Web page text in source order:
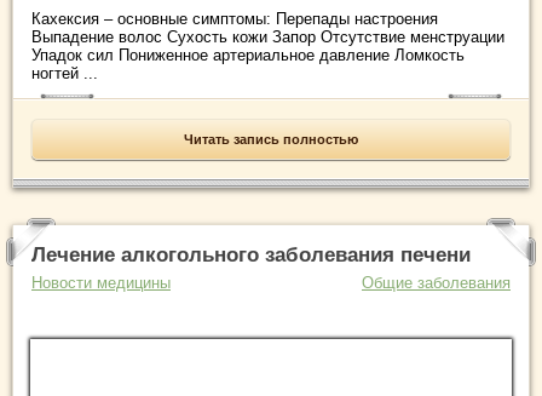
Кахексия – основные симптомы: Перепады настроения
Выпадение волос Сухость кожи Запор Отсутствие менструации
Упадок сил Пониженное артериальное давление Ломкость
ногтей ...
Читать запись полностью
Лечение алкогольного заболевания печени
Новости медицины Общие заболевания